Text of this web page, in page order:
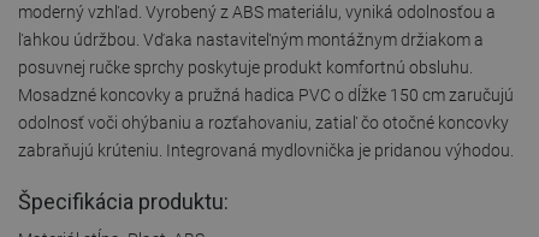
moderný vzhľad. Vyrobený z ABS materiálu, vyniká odolnosťou a
ľahkou údržbou. Vďaka nastaviteľným montážnym držiakom a
posuvnej ručke sprchy poskytuje produkt komfortnú obsluhu.
Mosadzné koncovky a pružná hadica PVC o dĺžke 150 cm zaručujú
odolnosť voči ohýbaniu a rozťahovaniu, zatiaľ čo otočné koncovky
zabraňujú krúteniu. Integrovaná mydlovnička je pridanou výhodou.
Špecifikácia produktu: